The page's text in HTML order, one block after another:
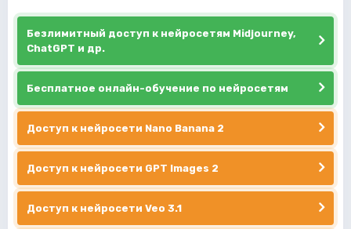
Безлимитный доступ к нейросетям Midjourney,
ChatGPT и др.
Бесплатное онлайн-обучение по нейросетям
Доступ к нейросети Nano Banana 2
Доступ к нейросети GPT Images 2
Доступ к нейросети Veo 3.1